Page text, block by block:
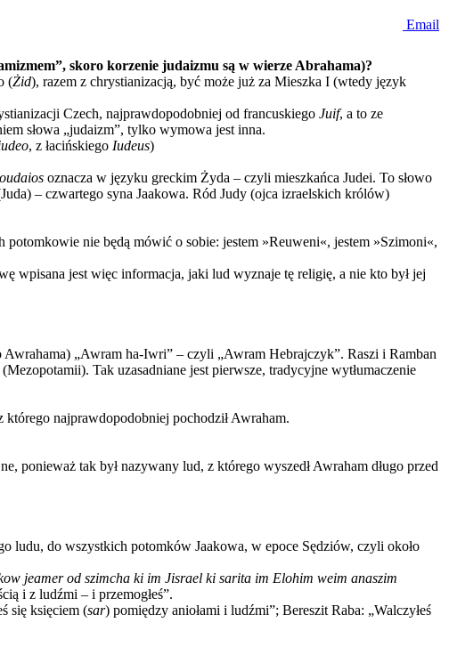
Email
skoro korzenie judaizmu są w wierze Abrahama)?
(Żid), razem z chrystianizacją, być może już za Mieszka I (wtedy język
Czech, najprawdopodobniej od francuskiego Juif, a to ze
słowa „judaizm”, tylko wymowa jest inna.
, z łacińskiego Iudeus)
oznacza w języku greckim Żyda – czyli mieszkańca Judei. To słowo
– czwartego syna Jaakowa. Ród Judy (ojca izraelskich królów)
nie będą mówić o sobie: jestem »Reuweni«, jestem »Szimoni«,
wpisana jest więc informacja, jaki lud wyznaje tę religię, a nie kto był jej
„Awram ha-Iwri” – czyli „Awram Hebrajczyk”. Raszi i Ramban
Tak uzasadniane jest pierwsze, tradycyjne wytłumaczenie
najprawdopodobniej pochodził Awraham.
ponieważ tak był nazywany lud, z którego wyszedł Awraham długo przed
ludu, do wszystkich potomków Jaakowa, w epoce Sędziów, czyli około
jeamer od szimcha ki im Jisrael ki sarita im Elohim weim anaszim
i z ludźmi – i przemogłeś”.
się księciem (sar) pomiędzy aniołami i ludźmi”; Bereszit Raba: „Walczyłeś